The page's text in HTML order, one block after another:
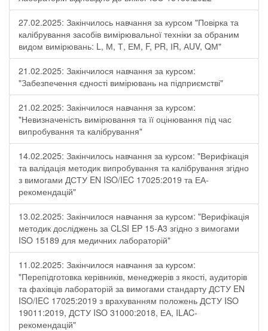
27.02.2025: Закінчилось навчання за курсом "Повірка та
калібрування засобів вимірювальної техніки за обраним
видом вимірювань: L, М, Т, ЕМ, F, РR, ІR, АUV, QМ"
21.02.2025: Закінчилося навчання за курсом:
"Забезпечення єдності вимірювань на підприємстві"
21.02.2025: Закінчилося навчання за курсом:
"Невизначеність вимірювання та її оцінювання під час
випробування та калібрування"
14.02.2025: Закінчилось навчання за курсом: "Верифікація
та валідація методик випробування та калібрування згідно
з вимогами ДСТУ EN ISO/IEC 17025:2019 та ЕА-
рекомендацій"
13.02.2025: Закінчилося навчання за курсом: "Верифікація
методик досліджень за CLSI EP 15-A3 згідно з вимогами
ISO 15189 для медичних лабораторій"
11.02.2025: Закінчилося навчання за курсом:
"Перепідготовка керівників, менеджерів з якості, аудиторів
та фахівців лабораторій за вимогами стандарту ДСТУ EN
ISO/IEC 17025:2019 з врахуванням положень ДСТУ ISO
19011:2019, ДСТУ ISO 31000:2018, ЕА, ILAC-
рекомендацій"